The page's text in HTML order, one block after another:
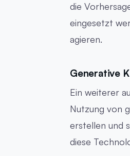
die
eingesetzt
agieren.
Generative
Ein weiterer
Nutzung von
erstellen und
diese